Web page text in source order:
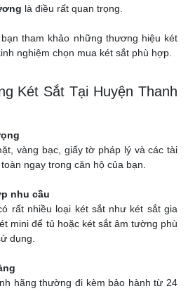
là điều rất quan trọng.
tham khảo những thương hiệu két
nghiệm chọn mua két sắt phù hợp.
Két Sắt Tại Huyện Thanh
vàng bạc, giấy tờ pháp lý và các tài
ngay trong căn hộ của bạn.
nhu cầu
rất nhiều loại két sắt như két sắt gia
mini để tủ hoặc két sắt âm tường phù
dụng.
hãng thường đi kèm bảo hành từ 24